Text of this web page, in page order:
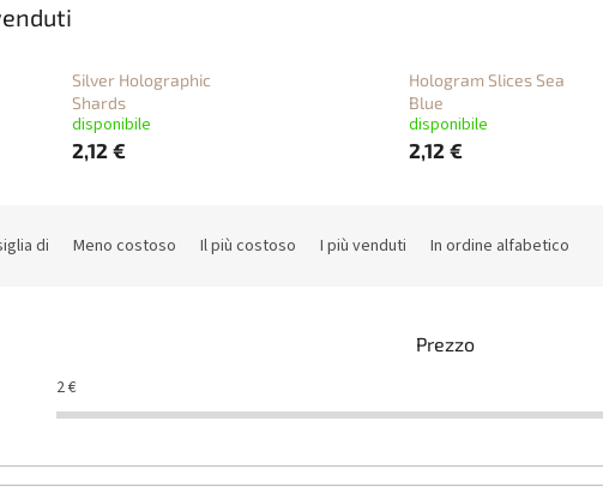
Silver Holographic
Shards
disponibile
2,12 €
Hologram Slices Sea
Blue
disponibile
2,12 €
di Meno costoso Il più costoso I più venduti In ordine alfabetico
Prezzo
2€